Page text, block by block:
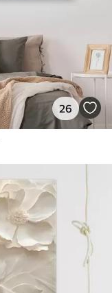
26